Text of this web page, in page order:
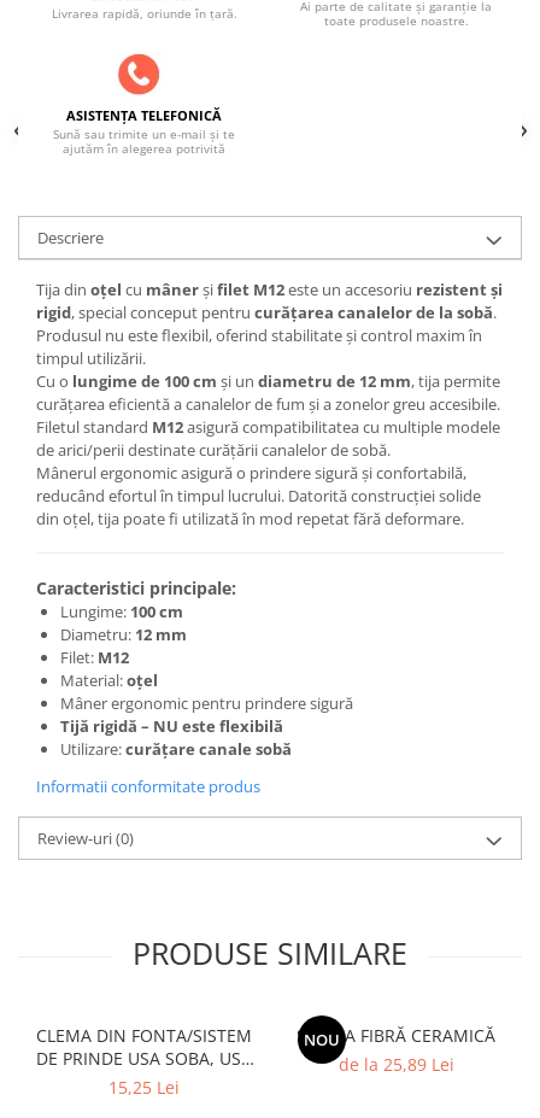
SOBE ȘI ȘEMINEE
STICLĂ TERMOREZISTENTĂ
TIMP LIBER IN NATURA
TRUSE SI ACCESORII PROFESIONALE
UZ GOSPODĂRESC
ȘEMINEE ȘI ÎNCĂLZITOARE DE
Livrarea rapidă, oriunde în țară.
Ai parte de calitate și garanție la
toate produsele noastre.
ASISTENȚA TELEFONICĂ
Sună sau trimite un e-mail și te
ajutăm în alegerea potrivită
Descriere
Tija din oțel cu mânerșifilet M12este un accesoriu rezistent și
rigid, special conceput pentru curățarea canalelor de la sobă.
Produsul nu este flexibil, oferind stabilitate și control maxim în
timpul utilizării.
Cu o lungime de 100 cm și un diametru de 12 mm, tija permite
curățarea eficientă a canalelor de fum și a zonelor greu accesibile.
Filetul standard M12asigură compatibilitatea cu multiple modele
de arici/perii destinate curățării canalelor de sobă.
Mânerul ergonomic asigură o prindere sigură și confortabilă,
reducând efortul în timpul lucrului. Datorită construcției solide
din oțel, tija poate fi utilizată în mod repetat fără deformare.
Caracteristici principale:
Lungime: 100 cm
Diametru: 12 mm
Filet: M12
Material:oțel
Mâner ergonomic pentru prindere sigură
Tijă rigidă – NU este flexibilă
Utilizare:curățare canale sobă
Informatii conformitate produs
Review-uri(0)
PRODUSE SIMILARE
CLEMA DIN FONTA/SISTEM
DE PRINDE USA SOBA, USA
SEMINEU
15,25 Lei
NOU
SALTEA FIBRĂ CERAMICĂ
de la 25,89 Lei